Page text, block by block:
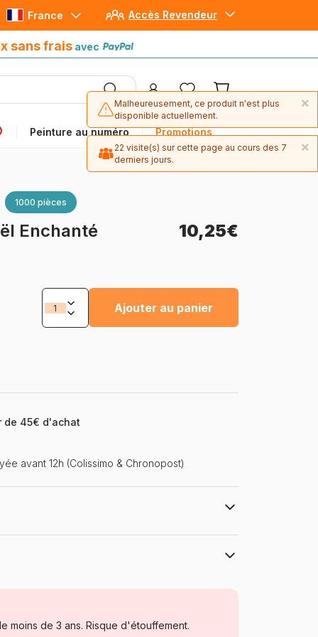
Accès Revendeur
France
sans frais avec
Peinture au numéro Promotions
avec Paypal
1000 pièces
Enchanté
10,25€
Ajouter au panier
de 45€ d'achat
avant 12h (Colissimo & Chronopost)
Licensing
Puzzle pour Adultes (500 à 48.000
moins de 3 ans. Risque d'étouffement.
×
Malheureusement, ce produit n'est plus
disponible actuellement.
×
22 visite(s) sur cette page au cours des 7
derniers jours.